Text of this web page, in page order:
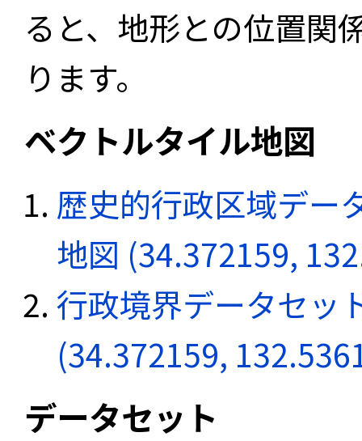
ると、地形との位置関
ります。
ベクトルタイル地図
歴史的行政区域デー
地図 (34.372159,
行政境界データセッ
(34.372159,
データセット